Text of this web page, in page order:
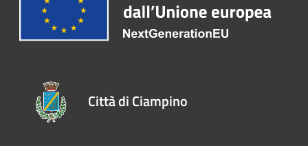
Città di Ciampino